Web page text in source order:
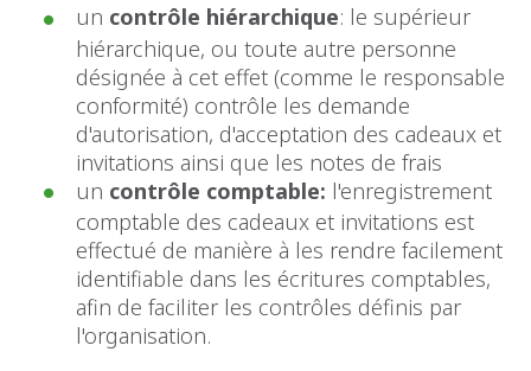
un contrôle hiérarchique: le supérieur
hiérarchique, ou toute autre personne
désignée à cet effet (comme le responsable
conformité) contrôle les demande
d'autorisation, d'acceptation des cadeaux et
invitations ainsi que les notes de frais
un contrôle comptable: l'enregistrement
comptable des cadeaux et invitations est
effectué de manière à les rendre facilement
identifiable dans les écritures comptables,
afin de faciliter les contrôles définis par
l'organisation.